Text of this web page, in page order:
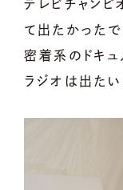
テレビチャンピ
て出たかったで
密着系のドキュ
ラジオは出たい